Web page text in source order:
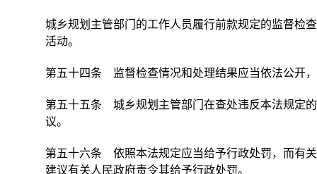
城乡规划主管部门的工作人员履行前款规定的监督检
活动。
第五十四条 监督检查情况和处理结果应当依法公开
第五十五条 城乡规划主管部门在查处违反本法规定
议。
第五十六条 依照本法规定应当给予行政处罚，而有
建议有关人民政府责令其给予行政处罚。